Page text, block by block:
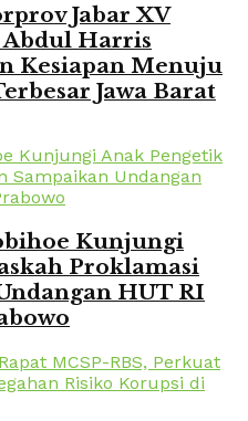
Jabar XV
Harris
Kesiapan Menuju
Jawa Barat
Kunjungi
Proklamasi
HUT RI